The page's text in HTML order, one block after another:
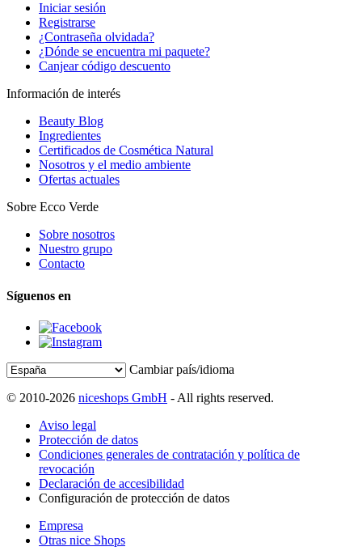
Iniciar sesión
Registrarse
¿Contraseña olvidada?
¿Dónde se encuentra mi paquete?
Canjear código descuento
Información de interés
Beauty Blog
Ingredientes
Certificados de Cosmética Natural
Nosotros y el medio ambiente
Ofertas actuales
Sobre Ecco Verde
Sobre nosotros
Nuestro grupo
Contacto
Síguenos en
Cambiar país/idioma
© 2010-2026 niceshops GmbH - All rights reserved.
Aviso legal
Protección de datos
Condiciones generales de contratación y política de
revocación
Declaración de accesibilidad
Configuración de protección de datos
Empresa
Otras nice Shops